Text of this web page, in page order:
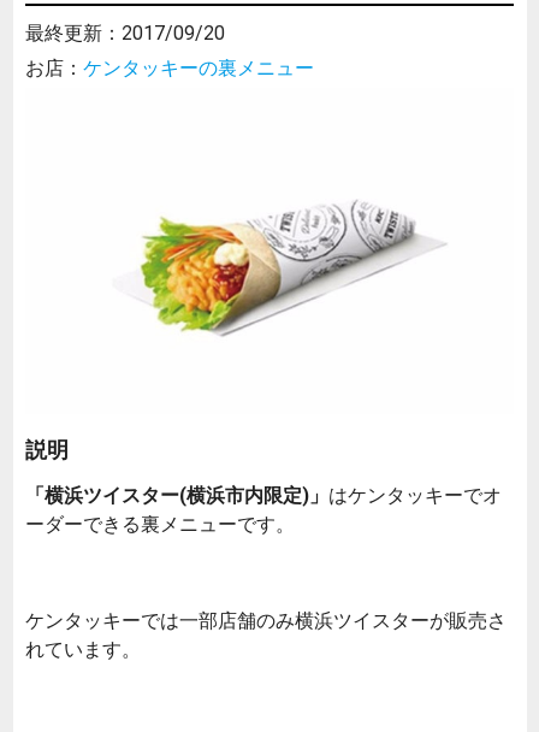
最終更新： 2017/09/20
お店： ケンタッキーの裏メニュー
説明
「横浜ツイスター(横浜市内限定)」 はケンタッキーでオ
ーダーできる裏メニューです。
ケンタッキーでは一部店舗のみ横浜ツイスターが販売さ
れています。